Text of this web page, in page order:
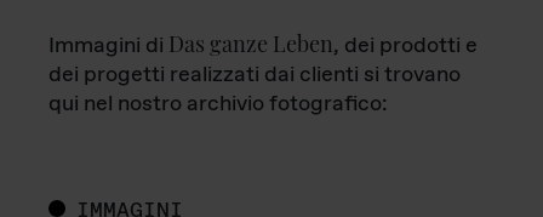
Immagini di Das ganze Leben, dei prodotti e
dei progetti realizzati dai clienti si trovano
qui nel nostro archivio fotografico:
IMMAGINI